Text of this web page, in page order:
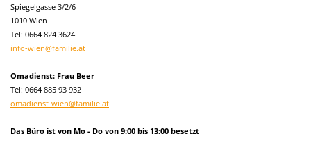
Spiegelgasse 3/2/6
1010 Wien
Tel: 0664 824 3624
info-wien@familie.at
Omadienst: Frau Beer
Tel: 0664 885 93 932
omadienst-wien@familie.at
Das Büro ist von Mo - Do von 9:00 bis 13:00 besetzt